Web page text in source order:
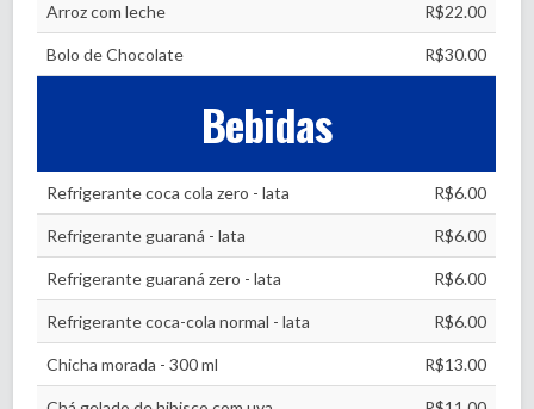
Arroz com leche R$22.00
Bolo de Chocolate R$30.00
Bebidas
Refrigerante coca cola zero - lata R$6.00
Refrigerante guaraná - lata R$6.00
Refrigerante guaraná zero - lata R$6.00
Refrigerante coca-cola normal - lata R$6.00
Chicha morada - 300 ml R$13.00